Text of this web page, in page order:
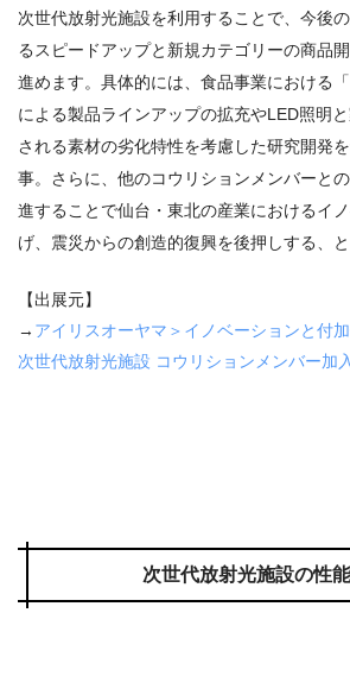
次世代放射光施設を利用することで、今後
るスピードアップと新規カテゴリーの商品
進めます。具体的には、食品事業における「
による製品ラインアップの拡充やLED照明
される素材の劣化特性を考慮した研究開発
事。さらに、他のコウリションメンバーと
進することで仙台・東北の産業におけるイ
げ、震災からの創造的復興を後押しする、と
【出展元】
→ アイリスオーヤマ＞イノベーションと付
次世代放射光施設 コウリションメンバー加
次世代放射光施設の性